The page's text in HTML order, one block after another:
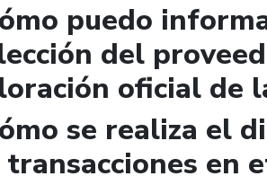
puedo
del
oficial de
se realiza el
transacciones en